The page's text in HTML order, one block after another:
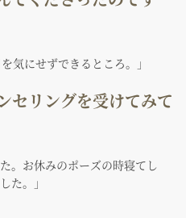
気にせずできるところ。」
セリングを受けてみて
。お休みのポーズの時寝てし
た。」